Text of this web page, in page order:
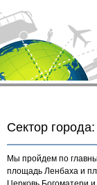
Сектор
Мы пройдем по
площадь Ленбаха и